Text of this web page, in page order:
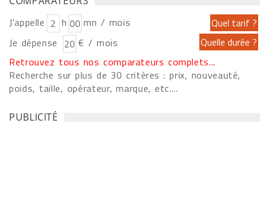
J'appelle h
mn / mois
Je dépense
€ / mois
Retrouvez tous nos comparateurs complets...
Recherche sur plus de 30 critères : prix, nouveauté,
poids, taille, opérateur, marque, etc....
PUBLICITÉ